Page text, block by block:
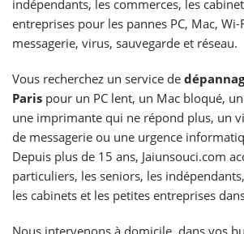
indépendants, les commerces, les
entreprises pour les pannes PC, Mac,
messagerie, virus, sauvegarde et réseau.
Vous recherchez un service de
Paris pour un PC lent, un Mac bloqué,
une imprimante qui ne répond plus, un
de messagerie ou une urgence
Depuis plus de 15 ans, Jaiunsouci.com
particuliers, les seniors, les
les cabinets et les petites entreprises
Nous intervenons à domicile, dans vos